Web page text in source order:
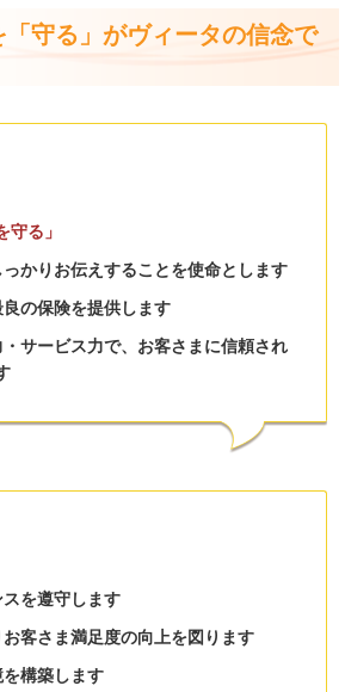
守る」がヴィータの信念で
守る」
かりお伝えすることを使命とします
の保険を提供します
サービス力で、お客さまに信頼され
スを遵守します
客さま満足度の向上を図ります
構築します